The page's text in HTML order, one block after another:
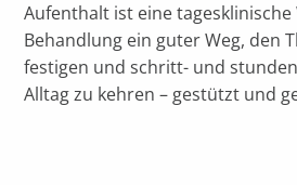
Aufenthalt ist eine
Behandlung ein guter Weg, den
festigen und schritt- und
Alltag zu kehren – gestützt und